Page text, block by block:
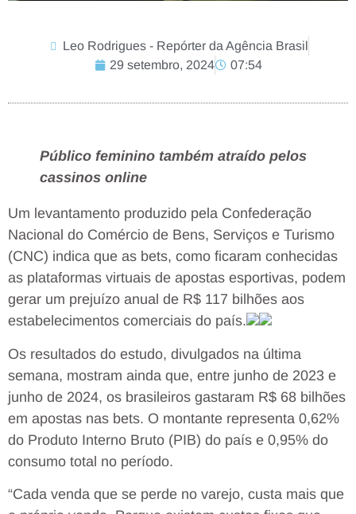
Leo Rodrigues - Repórter da Agência Brasil
29 setembro, 2024
07:54
Público feminino também atraído pelos
cassinos online
Um levantamento produzido pela Confederação
Nacional do Comércio de Bens, Serviços e Turismo
(CNC) indica que as bets, como ficaram conhecidas
as plataformas virtuais de apostas esportivas, podem
gerar um prejuízo anual de R$ 117 bilhões aos
estabelecimentos comerciais do país.
Os resultados do estudo, divulgados na última
semana, mostram ainda que, entre junho de 2023 e
junho de 2024, os brasileiros gastaram R$ 68 bilhões
em apostas nas bets. O montante representa 0,62%
do Produto Interno Bruto (PIB) do país e 0,95% do
consumo total no período.
“Cada venda que se perde no varejo, custa mais que